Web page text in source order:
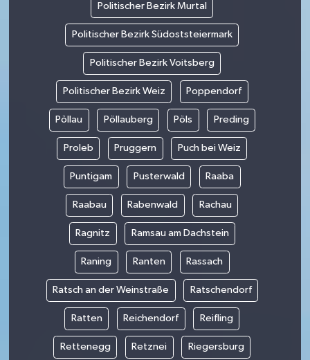
Politischer Bezirk Murtal
Politischer Bezirk Südoststeiermark
Politischer Bezirk Voitsberg
Politischer Bezirk Weiz Poppendorf
Pöllau Pöllauberg Pöls Preding
Proleb Pruggern Puch bei Weiz
Puntigam Pusterwald Raaba
Raabau Rabenwald Rachau
Ragnitz Ramsau am Dachstein
Raning Ranten Rassach
Ratsch an der Weinstraße Ratschendorf
Ratten Reichendorf Reifling
Rettenegg Retznei Riegersburg